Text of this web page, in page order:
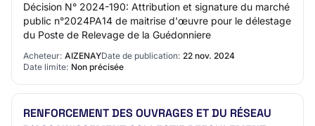
Décision N° 2024-190: Attribution et signature du marché
public n°2024PA14 de maitrise d'œuvre pour le délestage
du Poste de Relevage de la Guédonniere
Acheteur: AIZENAYDate de publication: 22 nov. 2024
Date limite: Non précisée
RENFORCEMENT DES OUVRAGES ET DU RÉSEAU